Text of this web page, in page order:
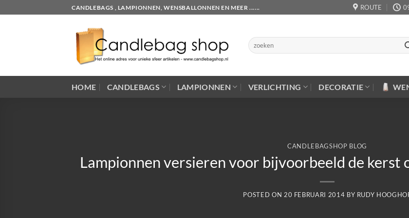
to
CANDLEBAGS , LAMPIONNEN, WENSBALLONNEN EN MEER ...... ROUTE
Zoeken
naar:
HOME CANDLEBAGS LAMPIONNEN VERLICHTING DECORATIE
CANDLEBAGSHOP BLOG
Lampionnen versieren voor bijvoorbeeld de kerst
POSTED ON 20 FEBRUARI 2014 BY RUDY